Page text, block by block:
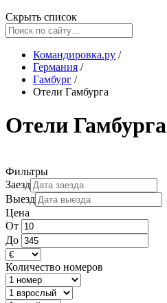
Скрыть список
Командировка.ру /
Германия /
Гамбург /
Отели Гамбурга
Отели Гамбурга
Фильтры
Заезд
Выезд
Цена
От
До
Количество номеров